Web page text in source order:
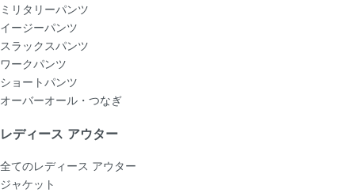
ミリタリーパンツ
イージーパンツ
スラックスパンツ
ワークパンツ
ショートパンツ
オーバーオール・つなぎ
レディース アウター
全てのレディース アウター
ジャケット